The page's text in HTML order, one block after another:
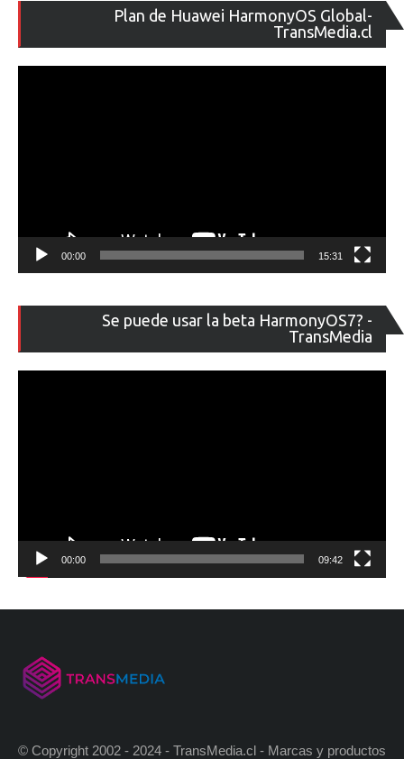
Plan de Huawei HarmonyOS Global-
TransMedia.cl
de
00:00 15:31
Se puede usar la beta HarmonyOS7? -
TransMedia
de
00:00 09:42
© Copyright 2002 - 2024 - TransMedia.cl - Marcas y productos